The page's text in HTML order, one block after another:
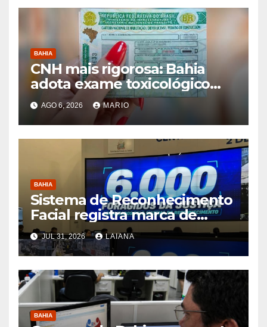
BAHIA
CNH mais rigorosa: Bahia
adota exame toxicológico
para novos motoristas das
categorias A e B
AGO 6, 2026 MARIO
BAHIA
Sistema de Reconhecimento
Facial registra marca de
6.000 foragidos capturados
na Bahia, diz SSP
JUL 31, 2026 LAIANA
BAHIA